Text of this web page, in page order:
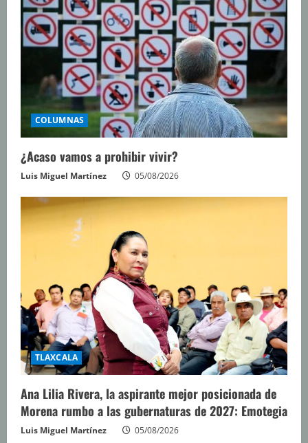
COLUMNAS
¿Acaso vamos a prohibir vivir?
Luis Miguel Martínez 05/08/2026
TLAXCALA
Ana Lilia Rivera, la aspirante mejor posicionada de
Morena rumbo a las gubernaturas de 2027: Emotegia
Luis Miguel Martínez 05/08/2026